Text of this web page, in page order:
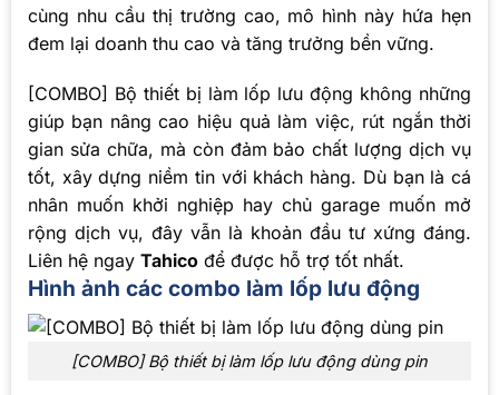
cùng nhu cầu thị trường cao, mô hình này hứa hẹn
đem lại doanh thu cao và tăng trưởng bền vững.
[COMBO] Bộ thiết bị làm lốp lưu động không những
giúp bạn nâng cao hiệu quả làm việc, rút ngắn thời
gian sửa chữa, mà còn đảm bảo chất lượng dịch vụ
tốt, xây dựng niềm tin với khách hàng. Dù bạn là cá
nhân muốn khởi nghiệp hay chủ garage muốn mở
rộng dịch vụ, đây vẫn là khoản đầu tư xứng đáng.
Liên hệ ngay Tahicođể được hỗ trợ tốt nhất.
Hình ảnh các combo làm lốp lưu động
[COMBO] Bộ thiết bị làm lốp lưu động dùng pin